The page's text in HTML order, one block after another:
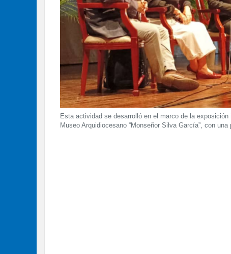
Esta actividad se desarrolló en el marco de la
Museo Arquidiocesano “Monseñor Silva García”, con